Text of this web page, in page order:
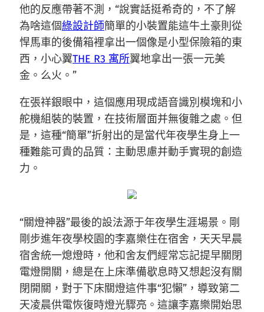
他的反應帶著不測，“說實話挺希奇的，不了解
為啥這個綠設計師簡單的小裝置能這牛土豪則從
悍馬車的後備箱裡拿出一個像是小型保險箱的東
西，小心翼THE R3 寓所翼地拿出一張一元美
金。么火。”
在張祥銀眼中，這個應用現成語音識別模塊和小
舵機組裝的裝置，在技術層面并無復雜之處。但
是，這種“簡單”折射出的是當代年夜學生身上一
種難能可貴的品質：主動思慮并動手實現的創造
力。
“關燈神器”最後的設法源于年夜學生涯場景。剛
剛步進年夜學校園的李嘉樂住在宿舍，天天早晨
宿舍統一熄燈時，他和舍友們經常忘記提早關閉
電燈開關，總是在上床準備歇息時又想起沒有關
閉開關，對于下床關燈這件事“犯懶”，導致第二
天凌晨供電恢復時燈光驟亮。這讓李嘉樂開始思